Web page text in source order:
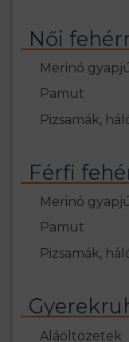
Női
Merinó
Pamut
Pizsamák,
Férfi
Merinó
Pamut
Pizsamák,
Aláöltözetek